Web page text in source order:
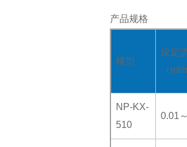
产品规格
模型
设定
（
NP-KX-
510
0.01